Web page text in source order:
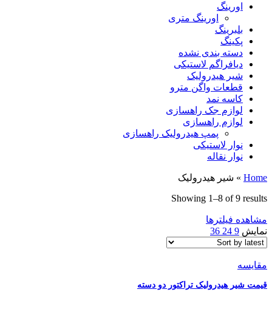
اورینگ
اورینگ متری
بلبرینگ
پکینگ
دسته بندی نشده
دیافراگم لاستیکی
شیر هیدرولیک
قطعات واگن مترو
کاسه نمد
لوازم جک راهسازی
لوازم راهسازی
پمپ هیدرولیک راهسازی
نوار لاستیکی
نوار نقاله
Home
» شیر هیدرولیک
Showing 1–8 of 9 results
مشاهده فیلترها
نمایش 9
24
36
مقایسه
قیمت شیر هیدرولیک تراکتور دو دسته